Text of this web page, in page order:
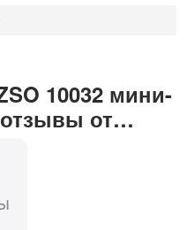
10032 мини-
от